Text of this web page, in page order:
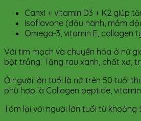
Canxi + vitamin D3 + K2 giúp
Isoflavone (đậu nành, mầm
Omega-3, vitamin E, collagen
Với tim mạch và chuyển hóa ở nữ
bột trắng. Tăng rau xanh, chất xơ,
Ở người lớn tuổi là nữ trên 50 tuổi
phù hợp là Collagen peptide,
Tóm lại với người lớn tuổi từ